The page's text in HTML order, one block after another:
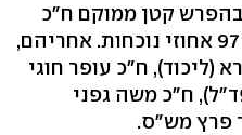
בהפרש קטן ממוקם ח"כ
אופיר פינס (העבודה) עם 97% אחוזי נוכחות. אחריהם,
קרא (ליכוד), ח"כ עופר חוגי
ח"כ משה גפני
פרץ מש"ס.